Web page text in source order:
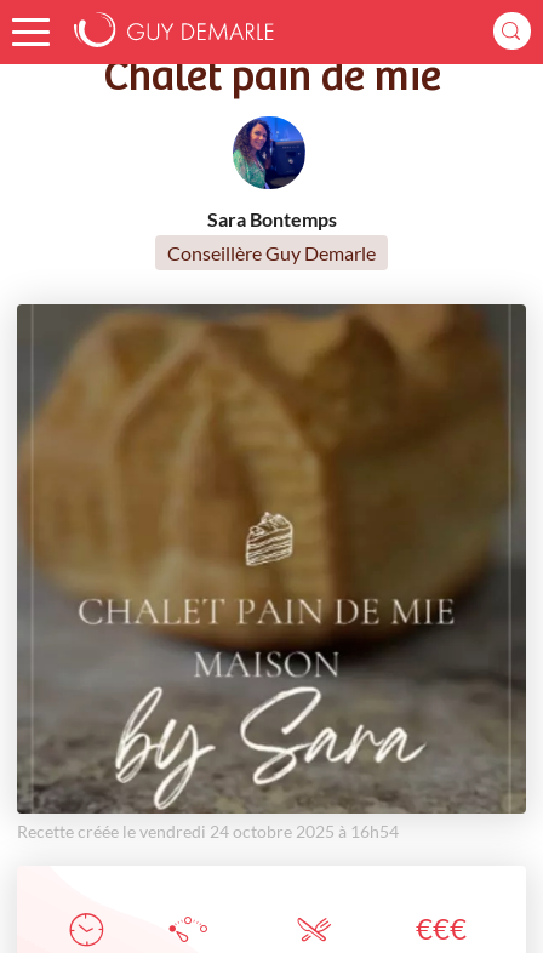
Accueil Recettes Chalet pain de mie
Chalet pain de mie
Sara Bontemps
Conseillère Guy Demarle
Recette créée le vendredi 24 octobre 2025 à 16h54
€€€